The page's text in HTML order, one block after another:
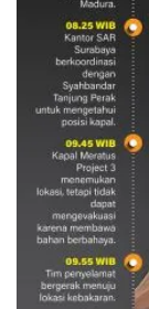
Evakuasi
Mutiara
3 Agustus